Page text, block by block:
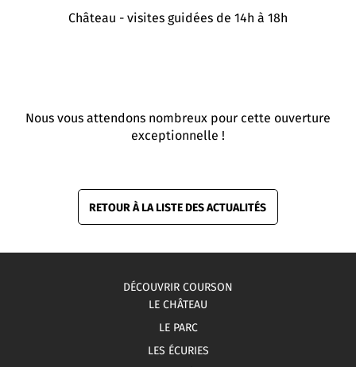
Château - visites guidées de 14h à 18h
Nous vous attendons nombreux pour cette ouverture
exceptionnelle !
RETOUR À LA LISTE DES ACTUALITÉS
DÉCOUVRIR COURSON
LE CHÂTEAU
LE PARC
LES ÉCURIES